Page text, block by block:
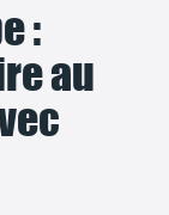
:
au